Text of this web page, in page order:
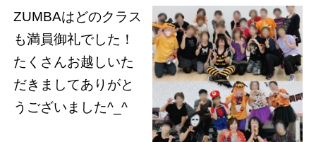
ZUMBAはどのクラス
も満員御礼でした！
たくさんお越しいた
だきましてありがと
うございました^_^